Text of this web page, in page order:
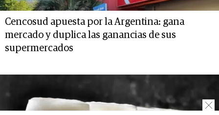
Cencosud apuesta por la Argentina: gana
mercado y duplica las ganancias de sus
supermercados